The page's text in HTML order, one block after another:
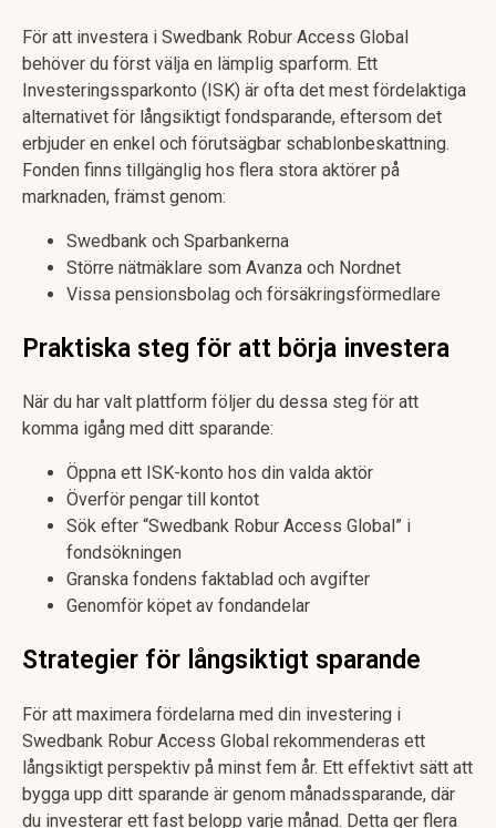
För att investera i Swedbank Robur Access Global
behöver du först välja en lämplig sparform. Ett
Investeringssparkonto (ISK) är ofta det mest fördelaktiga
alternativet för långsiktigt fondsparande, eftersom det
erbjuder en enkel och förutsägbar schablonbeskattning.
Fonden finns tillgänglig hos flera stora aktörer på
marknaden, främst genom:
Swedbank och Sparbankerna
Större nätmäklare som Avanza och Nordnet
Vissa pensionsbolag och försäkringsförmedlare
Praktiska steg för att börja investera
När du har valt plattform följer du dessa steg för att
komma igång med ditt sparande:
Öppna ett ISK-konto hos din valda aktör
Överför pengar till kontot
Sök efter “Swedbank Robur Access Global” i
fondsökningen
Granska fondens faktablad och avgifter
Genomför köpet av fondandelar
Strategier för långsiktigt sparande
För att maximera fördelarna med din investering i
Swedbank Robur Access Global rekommenderas ett
långsiktigt perspektiv på minst fem år. Ett effektivt sätt att
bygga upp ditt sparande är genom månadssparande, där
du investerar ett fast belopp varje månad. Detta ger flera